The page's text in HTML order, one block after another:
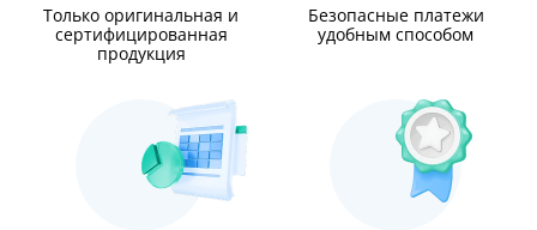
Только оригинальная и
сертифицированная
продукция
Безопасные платежи
удобным способом